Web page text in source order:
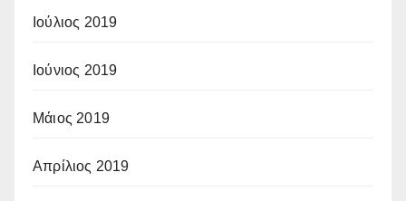
Ιούλιος 2019
Ιούνιος 2019
Μάιος 2019
Απρίλιος 2019